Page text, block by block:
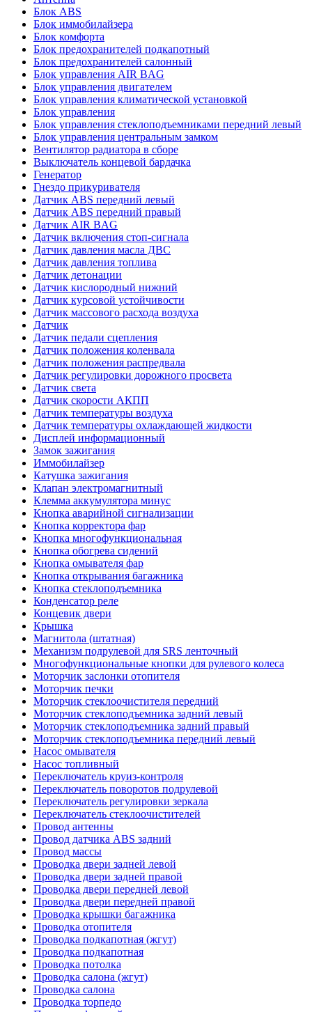
Блок ABS
Блок иммобилайзера
Блок комфорта
Блок предохранителей подкапотный
Блок предохранителей салонный
Блок управления AIR BAG
Блок управления двигателем
Блок управления климатической установкой
Блок управления
Блок управления стеклоподъемниками передний левый
Блок управления центральным замком
Вентилятор радиатора в сборе
Выключатель концевой бардачка
Генератор
Гнездо прикуривателя
Датчик ABS передний левый
Датчик ABS передний правый
Датчик AIR BAG
Датчик включения стоп-сигнала
Датчик давления масла ДВС
Датчик давления топлива
Датчик детонации
Датчик кислородный нижний
Датчик курсовой устойчивости
Датчик массового расхода воздуха
Датчик
Датчик педали сцепления
Датчик положения коленвала
Датчик положения распредвала
Датчик регулировки дорожного просвета
Датчик света
Датчик скорости АКПП
Датчик температуры воздуха
Датчик температуры охлаждающей жидкости
Дисплей информационный
Замок зажигания
Иммобилайзер
Катушка зажигания
Клапан электромагнитный
Клемма аккумулятора минус
Кнопка аварийной сигнализации
Кнопка корректора фар
Кнопка многофункциональная
Кнопка обогрева сидений
Кнопка омывателя фар
Кнопка открывания багажника
Кнопка стеклоподъемника
Конденсатор реле
Концевик двери
Крышка
Магнитола (штатная)
Механизм подрулевой для SRS ленточный
Многофункциональные кнопки для рулевого колеса
Моторчик заслонки отопителя
Моторчик печки
Моторчик стеклоочистителя передний
Моторчик стеклоподъемника задний левый
Моторчик стеклоподъемника задний правый
Моторчик стеклоподъемника передний левый
Насос омывателя
Насос топливный
Переключатель круиз-контроля
Переключатель поворотов подрулевой
Переключатель регулировки зеркала
Переключатель стеклоочистителей
Провод антенны
Провод датчика ABS задний
Провод массы
Проводка двери задней левой
Проводка двери задней правой
Проводка двери передней левой
Проводка двери передней правой
Проводка крышки багажника
Проводка отопителя
Проводка подкапотная (жгут)
Проводка подкапотная
Проводка потолка
Проводка салона (жгут)
Проводка салона
Проводка торпедо